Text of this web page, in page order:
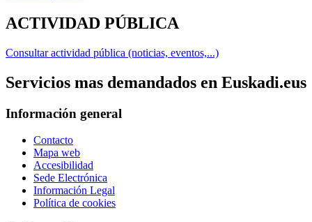
ACTIVIDAD PÚBLICA
Consultar actividad pública (noticias, eventos,...)
Servicios mas demandados en Euskadi.eus
Información general
Contacto
Mapa web
Accesibilidad
Sede Electrónica
Información Legal
Política de cookies